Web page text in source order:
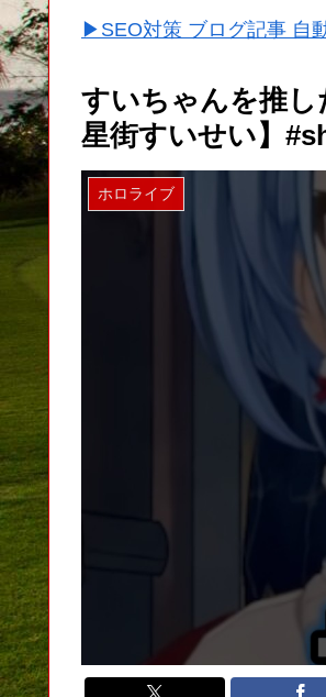
▶SEO対策 ブログ記事 自
すいちゃんを推
星街すいせい】
ホロライブ